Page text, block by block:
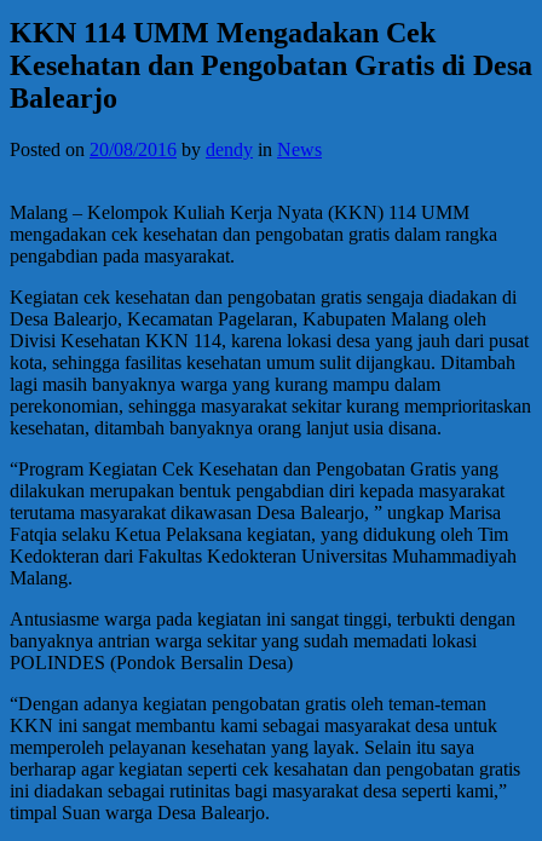
KKN 114 UMM Mengadakan Cek
Kesehatan dan Pengobatan Gratis di Desa
Balearjo
Posted on 20/08/2016 by dendy in News
Malang – Kelompok Kuliah Kerja Nyata (KKN) 114 UMM
mengadakan cek kesehatan dan pengobatan gratis dalam rangka
pengabdian pada masyarakat.
Kegiatan cek kesehatan dan pengobatan gratis sengaja diadakan di
Desa Balearjo, Kecamatan Pagelaran, Kabupaten Malang oleh
Divisi Kesehatan KKN 114, karena lokasi desa yang jauh dari pusat
kota, sehingga fasilitas kesehatan umum sulit dijangkau. Ditambah
lagi masih banyaknya warga yang kurang mampu dalam
perekonomian, sehingga masyarakat sekitar kurang memprioritaskan
kesehatan, ditambah banyaknya orang lanjut usia disana.
“Program Kegiatan Cek Kesehatan dan Pengobatan Gratis yang
dilakukan merupakan bentuk pengabdian diri kepada masyarakat
terutama masyarakat dikawasan Desa Balearjo, ” ungkap Marisa
Fatqia selaku Ketua Pelaksana kegiatan, yang didukung oleh Tim
Kedokteran dari Fakultas Kedokteran Universitas Muhammadiyah
Malang.
Antusiasme warga pada kegiatan ini sangat tinggi, terbukti dengan
banyaknya antrian warga sekitar yang sudah memadati lokasi
POLINDES (Pondok Bersalin Desa)
“Dengan adanya kegiatan pengobatan gratis oleh teman-teman
KKN ini sangat membantu kami sebagai masyarakat desa untuk
memperoleh pelayanan kesehatan yang layak. Selain itu saya
berharap agar kegiatan seperti cek kesahatan dan pengobatan gratis
ini diadakan sebagai rutinitas bagi masyarakat desa seperti kami,”
timpal Suan warga Desa Balearjo.